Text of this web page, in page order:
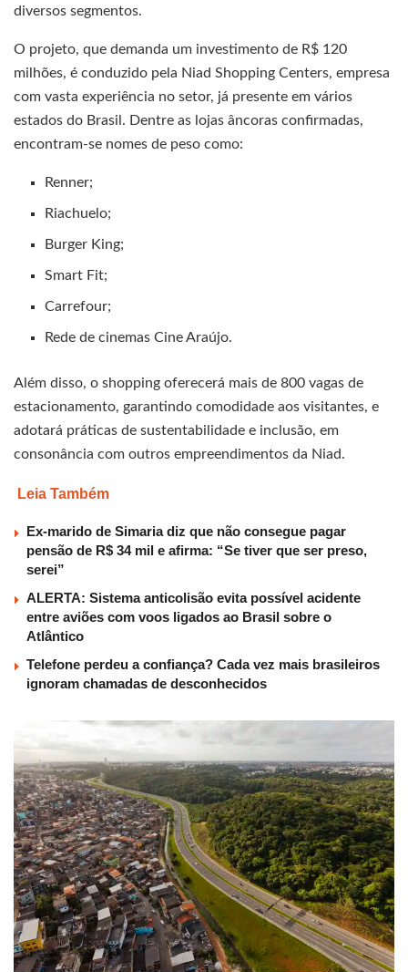
diversos segmentos.
O projeto, que demanda um investimento de R$ 120
milhões, é conduzido pela Niad Shopping Centers, empresa
com vasta experiência no setor, já presente em vários
estados do Brasil. Dentre as lojas âncoras confirmadas,
encontram-se nomes de peso como:
Renner;
Riachuelo;
Burger King;
Smart Fit;
Carrefour;
Rede de cinemas Cine Araújo.
Além disso, o shopping oferecerá mais de 800 vagas de
estacionamento, garantindo comodidade aos visitantes, e
adotará práticas de sustentabilidade e inclusão, em
consonância com outros empreendimentos da Niad.
Leia Também
Ex-marido de Simaria diz que não consegue pagar
pensão de R$ 34 mil e afirma: “Se tiver que ser preso,
serei”
ALERTA: Sistema anticolisão evita possível acidente
entre aviões com voos ligados ao Brasil sobre o
Atlântico
Telefone perdeu a confiança? Cada vez mais brasileiros
ignoram chamadas de desconhecidos